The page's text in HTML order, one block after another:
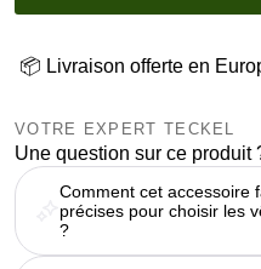
📦 Livraison offerte en
VOTRE EXPERT TECKEL
Une question sur ce produit
Comment cet accessoire
précises pour choisir les
?